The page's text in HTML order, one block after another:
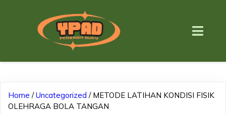
Home /Uncategorized / METODE LATIHAN KONDISI FISIK
OLEHRAGA BOLA TANGAN